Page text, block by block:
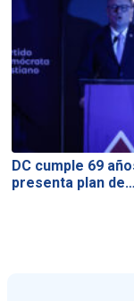
DC cumple 69
presenta plan de…